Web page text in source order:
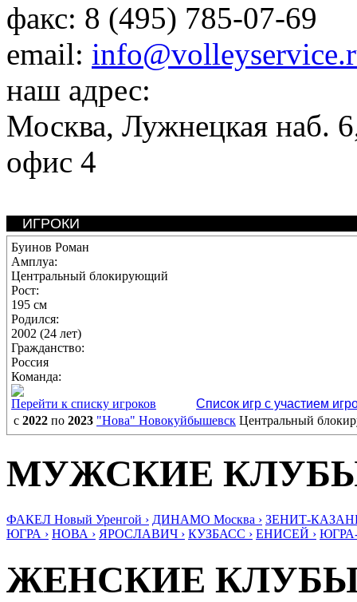
факс: 8 (495) 785-07-69
email:
наш адрес:
Москва, Лужнецкая наб.
офис 4
ИГРОКИ
Буинов Роман
Амплуа:
Центральный блокирующий
Рост:
195 см
Родился:
2002 (24 лет)
Гражданство:
Россия
Команда:
Перейти к списку игроков
Список игр с участием
с 2022 по 2023 "Нова" Новокуйбышевск Центральный
МУЖСКИЕ
ФАКЕЛ Новый Уренгой › ДИНАМО Москва › ЗЕНИТ-
ЮГРА › НОВА › ЯРОСЛАВИЧ › КУЗБАСС › ЕНИСЕЙ ›
ЖЕНСКИЕ